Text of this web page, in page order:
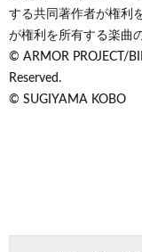
する共同著作者が権利
が権利を所有する楽曲
© ARMOR PROJECT/
Reserved.
© SUGIYAMA KOBO